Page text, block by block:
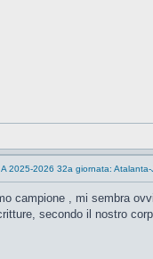
2025-2026 32a giornata:
campione , mi sembra
secondo il nostro